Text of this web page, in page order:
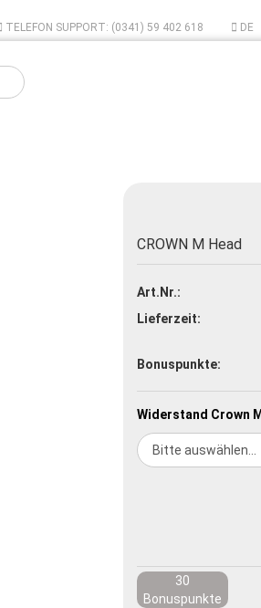
TELEFON SUPPORT: (0341) 59 402 618 DE
CROWN M Head
Art.Nr.:
Lieferzeit:
Bonuspunkte:
Widerstand Crown
30
Bonuspunkte